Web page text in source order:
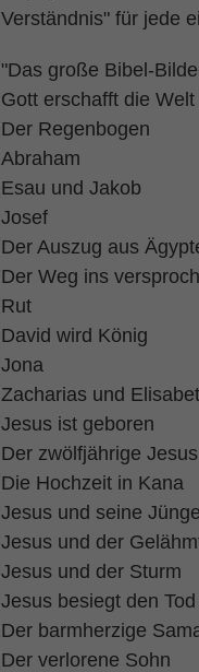
Verständnis" für jede
"Das große Bibel-
Gott erschafft die Welt
Der Regenbogen
Abraham
Esau und Jakob
Josef
Der Auszug aus
Der Weg ins
Rut
David wird König
Jona
Zacharias und Elisabet
Jesus ist geboren
Der zwölfjährige Jesus
Die Hochzeit in Kana
Jesus und seine
Jesus und der
Jesus und der Sturm
Jesus besiegt den Tod
Der barmherzige
Der verlorene Sohn